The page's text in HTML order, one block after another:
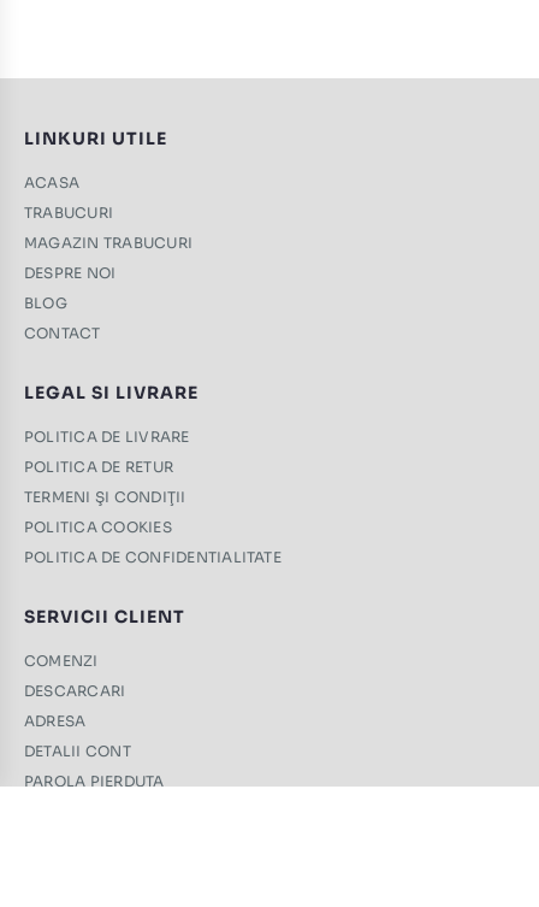
LINKURI UTILE
ACASA
TRABUCURI
MAGAZIN TRABUCURI
DESPRE NOI
BLOG
CONTACT
LEGAL SI LIVRARE
POLITICA DE LIVRARE
POLITICA DE RETUR
TERMENI ŞI CONDIŢII
POLITICA COOKIES
POLITICA DE CONFIDENTIALITATE
SERVICII CLIENT
COMENZI
DESCARCARI
ADRESA
DETALII CONT
PAROLA PIERDUTA